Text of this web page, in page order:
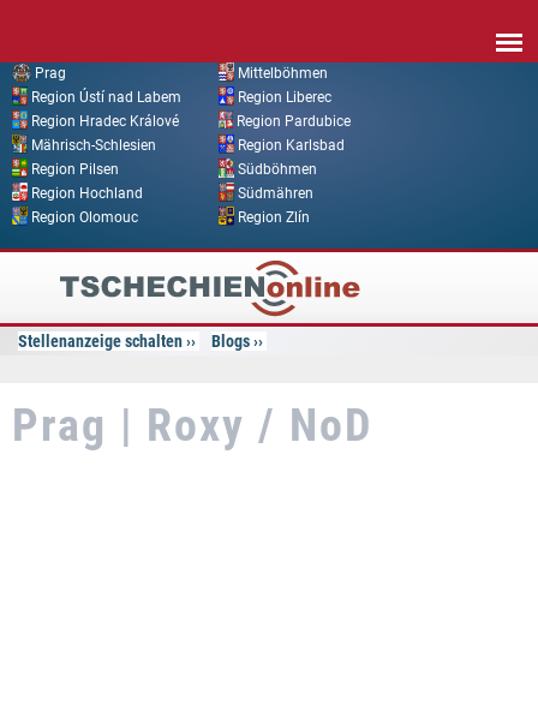
Prag
Mittelböhmen
Region Ústí nad Labem
Region Liberec
Region Hradec Králové
Region Pardubice
Mährisch-Schlesien
Region Karlsbad
Region Pilsen
Südböhmen
Region Hochland
Südmähren
Region Olomouc
Region Zlín
Tschechien
Online
Stellenanzeige schalten Blogs
Prag | Roxy / NoD